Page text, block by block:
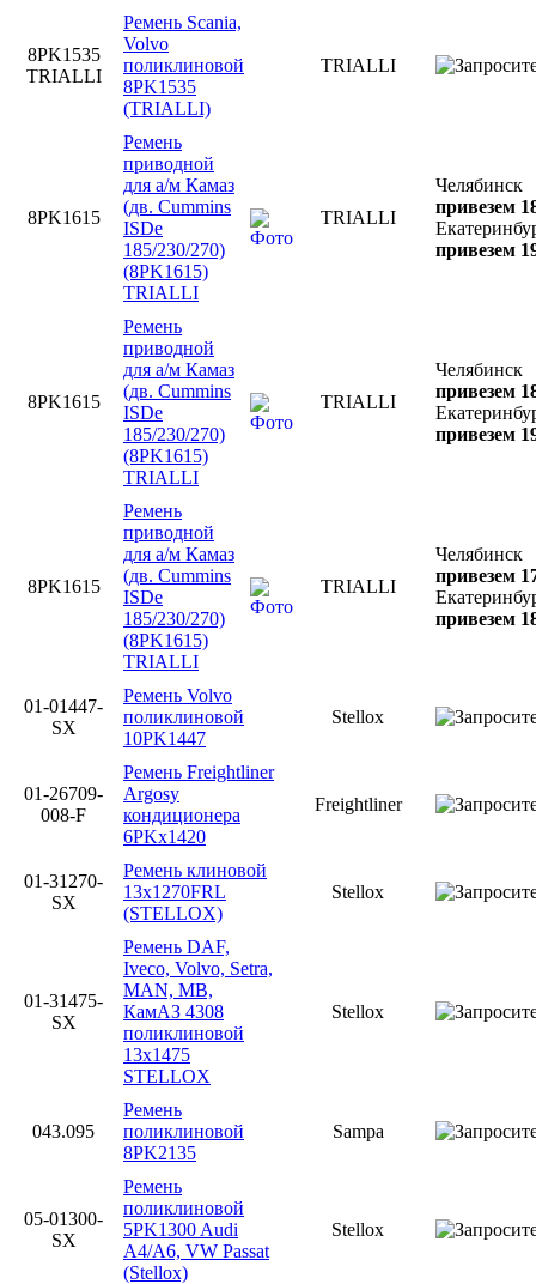
8PK1535
TRIALLI
Ремень Scania,
Volvo
поликлиновой
8PK1535
(TRIALLI)
TRIALLI
8PK1615
Ремень
приводной
для а/м Камаз
(дв. Cummins
ISDe
185/230/270)
(8PK1615)
TRIALLI
TRIALLI
Челябинск
привезем
привезем
8PK1615
Ремень
приводной
для а/м Камаз
(дв. Cummins
ISDe
185/230/270)
(8PK1615)
TRIALLI
TRIALLI
Челябинск
привезем
привезем
8PK1615
Ремень
приводной
для а/м Камаз
(дв. Cummins
ISDe
185/230/270)
(8PK1615)
TRIALLI
TRIALLI
Челябинск
привезем
привезем
01-01447-
SX
Ремень Volvo
поликлиновой
10PK1447
Stellox
01-26709-
008-F
Ремень Freightliner
Argosy
кондиционера
6PKx1420
Freightliner
01-31270-
SX
Ремень клиновой
13x1270FRL
(STELLOX)
Stellox
01-31475-
SX
Ремень DAF,
Iveco, Volvo, Setra,
MAN, MB,
КамАЗ 4308
поликлиновой
13x1475
STELLOX
Stellox
043.095
Ремень
поликлиновой
8PK2135
Sampa
05-01300-
SX
Ремень
поликлиновой
5PK1300 Audi
A4/A6, VW Passat
(Stellox)
Stellox